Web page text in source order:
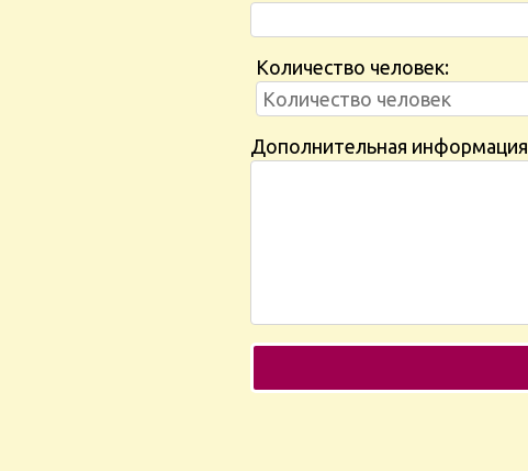
Количество человек:
Дополнительная информация